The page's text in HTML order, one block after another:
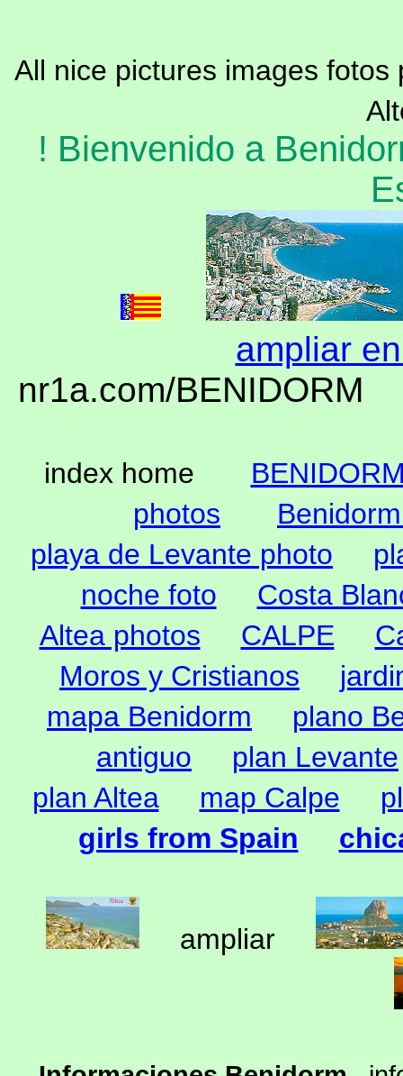
All nice pictures images
! Bienvenido a
ampliar
nr1a.com/
index home
photos
playa de Levante photo
noche foto
Costa
Altea photos
CALPE
Moros y Cristianos
mapa Benidorm
plano
antiguo
plan Levante
plan Altea
map Calpe
girls from Spain
ampliar